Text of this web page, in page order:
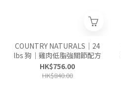
COUNTRY NATURALS｜24
lbs 狗｜雞肉低脂強關節配方
HK$756.00
HK$840.00